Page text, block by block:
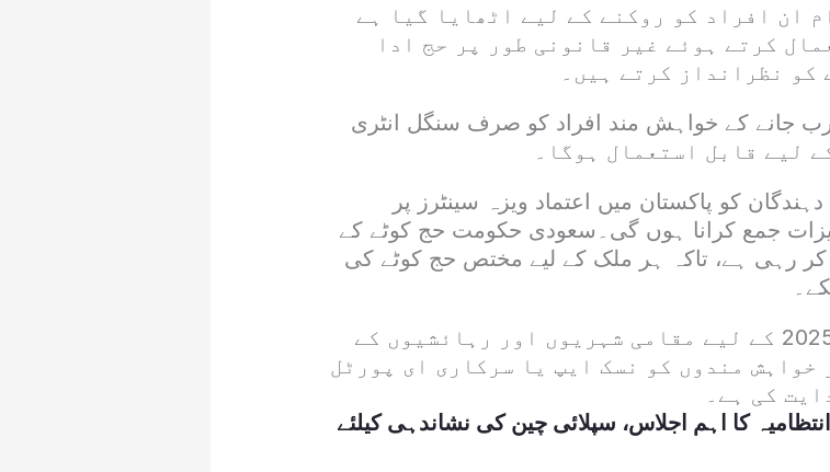
ان افراد کو روکنے کے لیے اٹھایا گیا ہے
کرتے ہوئے غیر قانونی طور پر حج ادا
نظرانداز کرتے ہیں۔
جانے کے خواہش مند افراد کو صرف سنگل انٹری
کو پاکستان میں اعتماد ویزہ سینٹرز پر
جمع کرانا ہوں گی۔سعودی حکومت حج کوٹے کے
کر رہی ہے، تاکہ ہر ملک کے لیے مختص حج کوٹے کی
سعودی وزارت حج و عمرہ نے حج 2025 کے لیے مقامی شہریوں اور رہائشیوں کے
خواہش مندوں کو نسک ایپ یا سرکاری ای پورٹل
کی ہے۔
کا اہم اجلاس، سپلائی چین کی نشاندہی کیلئے